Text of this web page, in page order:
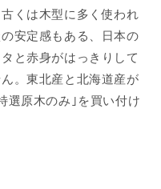
くは木型に多く使われ
安定感もある、日本の
と赤身がはっきりして
。東北産と北海道産が
選原木のみ｣を買い付け